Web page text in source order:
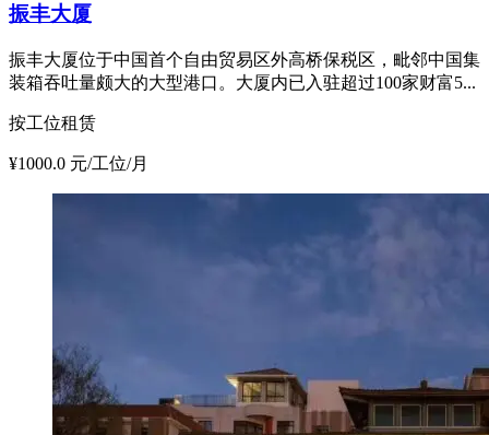
振丰大厦
振丰大厦位于中国首个自由贸易区外高桥保税区，毗邻中国集
装箱吞吐量颇大的大型港口。大厦内已入驻超过100家财富5...
按工位租赁
¥1000.0 元/工位/月